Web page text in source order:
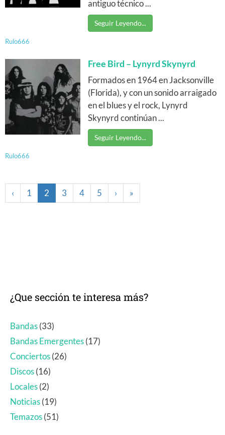
antiguo técnico ...
Seguir Leyendo...
Rulo666
Free Bird – Lynyrd Skynyrd
Formados en 1964 en Jacksonville
(Florida), y con un sonido arraigado
en el blues y el rock, Lynyrd
Skynyrd continúan ...
Seguir Leyendo...
Rulo666
‹ 1 2 3 4 5 › »
¿Que sección te interesa más?
Bandas(33)
Bandas Emergentes(17)
Conciertos(26)
Discos(16)
Locales(2)
Noticias(19)
Temazos(51)